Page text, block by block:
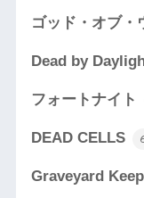
ゴッド・オブ・
Dead by
フォートナイト
DEAD CELLS
Graveyard